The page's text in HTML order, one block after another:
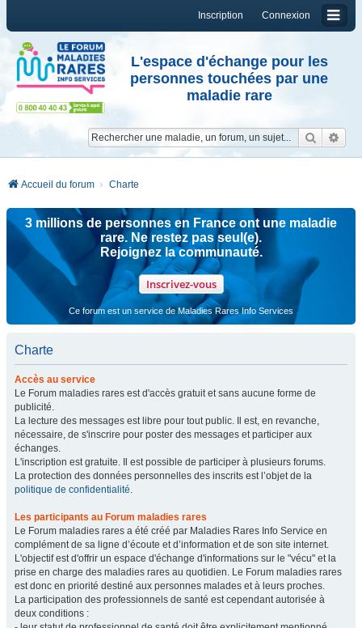
Connexion
Inscription
L'espace d'échange pour les
personnes touchées par une
maladie rare
Accueil du forum Charte
3 millions de personnes en France ont une maladie
rare. Ne restez pas seul(e).
Rejoignez la communauté.
Inscrivez-vous
Ce forum est un service de Maladies Rares Info Services
Charte
Accès au service
Le Forum maladies rares est d'accès gratuit et sans aucune forme de
publicité.
La lecture des messages est libre pour tout public. Il est, en revanche,
nécessaire, de s'inscrire pour poster des messages et participer aux
échanges.
L'inscription est gratuite. Il est possible de participer à plusieurs forums.
La protection des données personnelles des inscrits est l’objet de la
politique de confidentialité.
Les participants au Forum maladies rares
Le Forum maladies rares a été créé par Maladies Rares Info Service en
complément de sa ligne d’écoute et d’information et de son site internet.
L'objectif est d'offrir un espace d'échange d'informations sur le "vécu" et la
prise en charge des maladies rares au quotidien. Le Forum maladies rares
est donc en priorité destiné aux personnes malades et à leurs proches.
La participation des professionnels de santé est cependant autorisée à
deux conditions :